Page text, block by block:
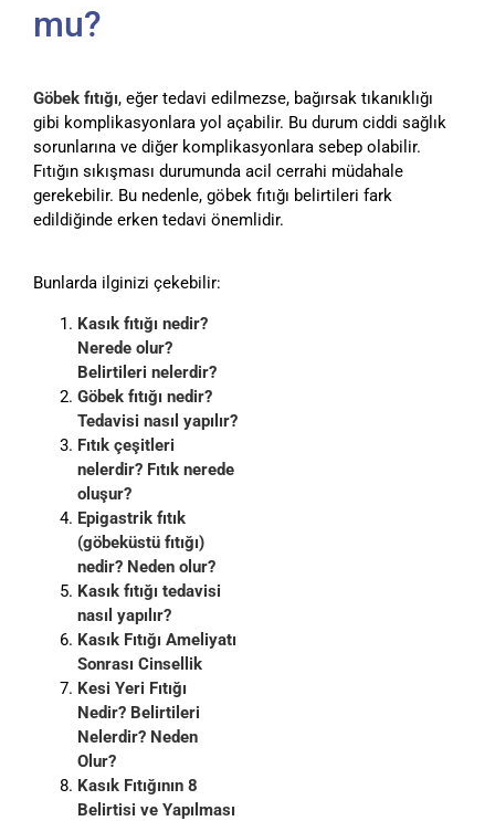
mu?
Göbek fıtığı, eğer tedavi edilmezse, bağırsak tıkanıklığı
gibi komplikasyonlara yol açabilir. Bu durum ciddi sağlık
sorunlarına ve diğer komplikasyonlara sebep olabilir.
Fıtığın sıkışması durumunda acil cerrahi müdahale
gerekebilir. Bu nedenle, göbek fıtığı belirtileri fark
edildiğinde erken tedavi önemlidir.
Bunlarda ilginizi çekebilir:
Kasık fıtığı nedir?
Nerede olur?
Belirtileri nelerdir?
Göbek fıtığı nedir?
Tedavisi nasıl yapılır?
Fıtık çeşitleri
nelerdir? Fıtık nerede
oluşur?
Epigastrik fıtık
(göbeküstü fıtığı)
nedir? Neden olur?
Kasık fıtığı tedavisi
nasıl yapılır?
Kasık Fıtığı Ameliyatı
Sonrası Cinsellik
Kesi Yeri Fıtığı
Nedir? Belirtileri
Nelerdir? Neden
Olur?
Kasık Fıtığının 8
Belirtisi ve Yapılması